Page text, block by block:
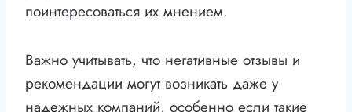
поинтересоваться их мнением.
Важно учитывать, что негативные отзывы и
рекомендации могут возникать даже у
надежных компаний, особенно если такие